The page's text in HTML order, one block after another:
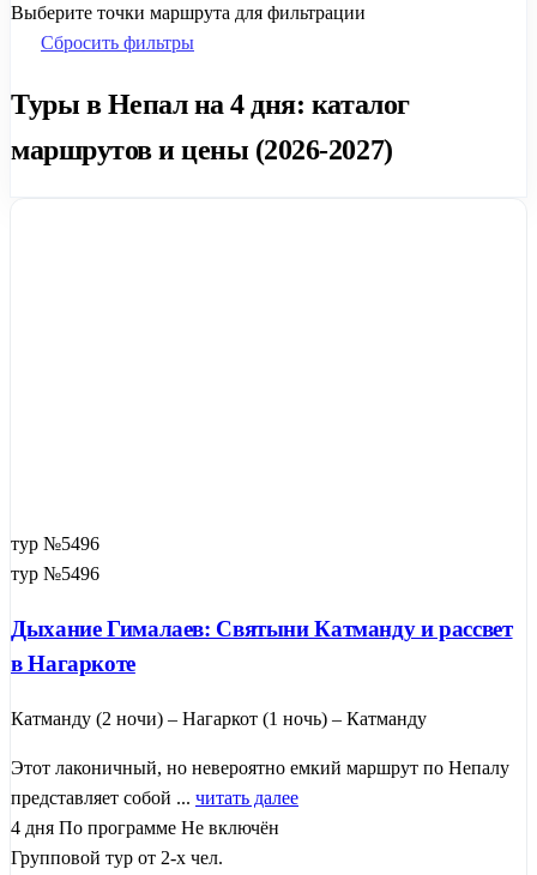
Выберите точки маршрута для фильтрации
Сбросить фильтры
Туры в Непал на 4 дня: каталог
маршрутов и цены (2026-2027)
тур №5496
тур №5496
Дыхание Гималаев: Святыни Катманду и рассвет
в Нагаркоте
Катманду (2 ночи) – Нагаркот (1 ночь) – Катманду
Этот лаконичный, но невероятно емкий маршрут по Непалу
представляет собой ... читать далее
4 дня По программе Не включён
Групповой тур от 2-х чел.